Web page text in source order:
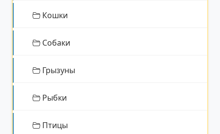
Кошки
Собаки
Грызуны
Рыбки
Птицы